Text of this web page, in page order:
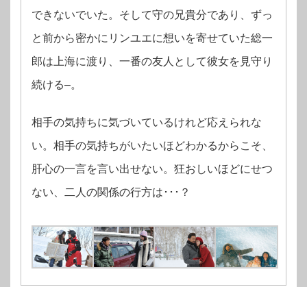
できないでいた。そして守の兄貴分であり、ずっ
と前から密かにリンユエに想いを寄せていた総一
郎は上海に渡り、一番の友人として彼女を見守り
続ける–。
相手の気持ちに気づいているけれど応えられな
い。相手の気持ちがいたいほどわかるからこそ、
肝心の一言を言い出せない。狂おしいほどにせつ
ない、二人の関係の行方は･･･？